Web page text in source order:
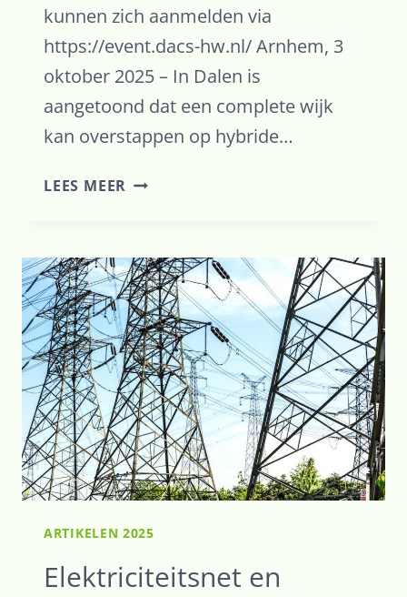
kunnen zich aanmelden via
https://event.dacs-hw.nl/ Arnhem, 3
oktober 2025 – In Dalen is
aangetoond dat een complete wijk
kan overstappen op hybride…
LEES MEER RESULTATEN
VAN
100
HYBRIDE
WARMTEPOMPEN
ARTIKELEN 2025
Elektriciteitsnet en